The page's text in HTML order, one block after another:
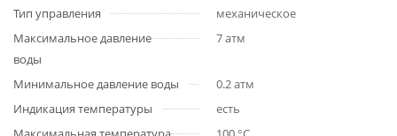
Тип управления
механическое
Максимальное давление
воды
7 атм
Минимальное давление воды
0.2 атм
Индикация температуры
есть